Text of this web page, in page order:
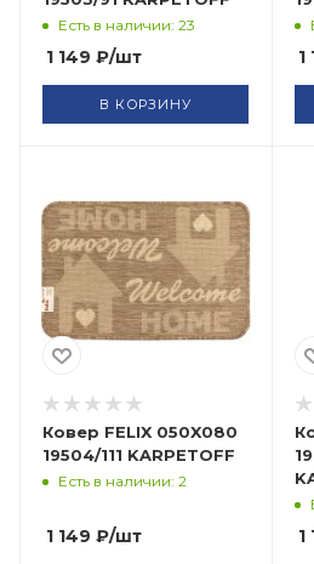
Есть в наличии: 23
1 149 ₽/шт
В КОРЗИНУ
1
Ковер FELIX 050X080
19504/111 KARPETOFF
Есть в наличии: 2
1 149 ₽/шт 1